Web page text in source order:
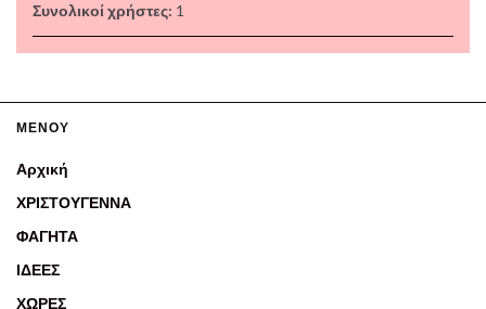
Συνολικοί χρήστες: 1
ΜΕΝΟΥ
Αρχική
ΧΡΙΣΤΟΥΓΕΝΝΑ
ΦΑΓΗΤΑ
ΙΔΕΕΣ
ΧΩΡΕΣ